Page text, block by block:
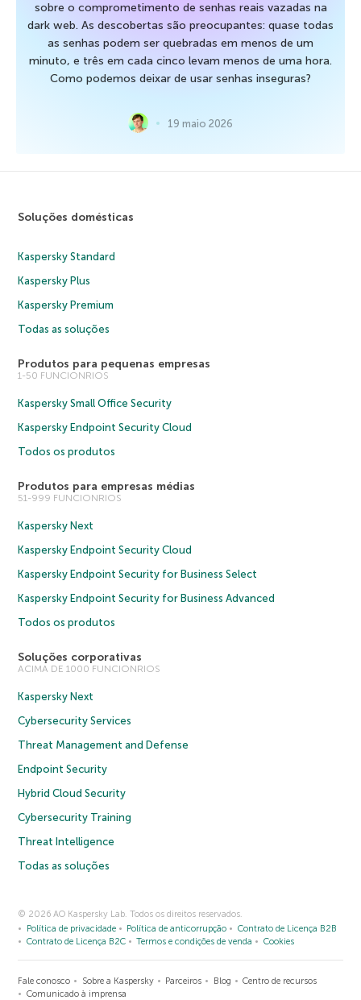
sobre o comprometimento de senhas reais vazadas na
dark web. As descobertas são preocupantes: quase todas
as senhas podem ser quebradas em menos de um
minuto, e três em cada cinco levam menos de uma hora.
Como podemos deixar de usar senhas inseguras?
19 maio 2026
Soluções domésticas
Kaspersky Standard
Kaspersky Plus
Kaspersky Premium
Todas as soluções
Produtos para pequenas empresas
1-50 FUNCIONRIOS
Kaspersky Small Office Security
Kaspersky Endpoint Security Cloud
Todos os produtos
Produtos para empresas médias
51-999 FUNCIONRIOS
Kaspersky Next
Kaspersky Endpoint Security Cloud
Kaspersky Endpoint Security for Business Select
Kaspersky Endpoint Security for Business Advanced
Todos os produtos
Soluções corporativas
ACIMA DE 1000 FUNCIONRIOS
Kaspersky Next
Cybersecurity Services
Threat Management and Defense
Endpoint Security
Hybrid Cloud Security
Cybersecurity Training
Threat Intelligence
Todas as soluções
© 2026 AO Kaspersky Lab. Todos os direitos reservados.
Política de privacidade
Política de anticorrupção
Contrato de Licença B2B
Contrato de Licença B2C
Termos e condições de venda Cookies
Fale conosco Sobre a Kaspersky Parceiros Blog
Centro de recursos
Comunicado à imprensa